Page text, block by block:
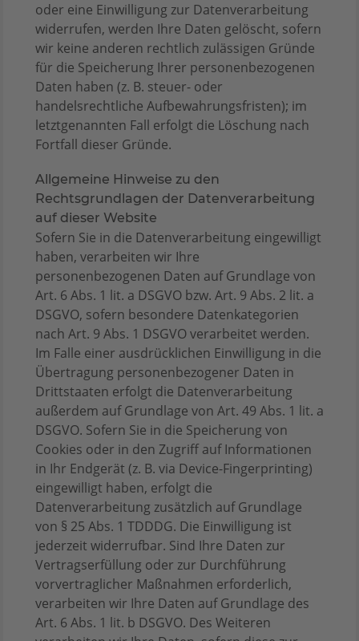
oder eine Einwilligung zur Datenverarbeitung
widerrufen, werden Ihre Daten gelöscht, sofern
wir keine anderen rechtlich zulässigen Gründe
für die Speicherung Ihrer personenbezogenen
Daten haben (z. B. steuer- oder
handelsrechtliche Aufbewahrungsfristen); im
letztgenannten Fall erfolgt die Löschung nach
Fortfall dieser Gründe.
Allgemeine Hinweise zu den
Rechtsgrundlagen der Datenverarbeitung
auf dieser Website
Sofern Sie in die Datenverarbeitung eingewilligt
haben, verarbeiten wir Ihre
personenbezogenen Daten auf Grundlage von
Art. 6 Abs. 1 lit. a DSGVO bzw. Art. 9 Abs. 2 lit. a
DSGVO, sofern besondere Datenkategorien
nach Art. 9 Abs. 1 DSGVO verarbeitet werden.
Im Falle einer ausdrücklichen Einwilligung in die
Übertragung personenbezogener Daten in
Drittstaaten erfolgt die Datenverarbeitung
außerdem auf Grundlage von Art. 49 Abs. 1 lit. a
DSGVO. Sofern Sie in die Speicherung von
Cookies oder in den Zugriff auf Informationen
in Ihr Endgerät (z. B. via Device-Fingerprinting)
eingewilligt haben, erfolgt die
Datenverarbeitung zusätzlich auf Grundlage
von § 25 Abs. 1 TDDDG. Die Einwilligung ist
jederzeit widerrufbar. Sind Ihre Daten zur
Vertragserfüllung oder zur Durchführung
vorvertraglicher Maßnahmen erforderlich,
verarbeiten wir Ihre Daten auf Grundlage des
Art. 6 Abs. 1 lit. b DSGVO. Des Weiteren